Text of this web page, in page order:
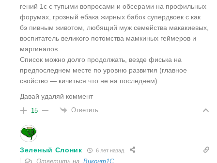
гений 1с с тупыми вопросами и обсерами на профильных
форумах, грозный ебака жирных бабок супердвоек с как
бэ пивным животом, любящий муж семейства макакиевых,
воспитатель великого потомства мамкиных геймеров и
маргиналов
Список можно долго продолжать, везде фиська на
предпоследнем месте по уровню развития (главное
свойство — кичиться что не на последнем)
Давай удаляй коммент
15 Ответить
Зеленый Слоник 6 лет назад
Ответить на Виконт1C